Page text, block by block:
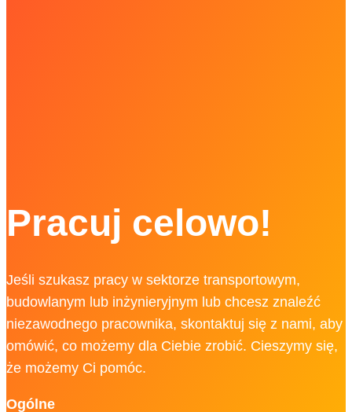
Pracuj celowo!
Jeśli szukasz pracy w sektorze transportowym,
budowlanym lub inżynieryjnym lub chcesz znaleźć
niezawodnego pracownika, skontaktuj się z nami, aby
omówić, co możemy dla Ciebie zrobić. Cieszymy się,
że możemy Ci pomóc.
Ogólne